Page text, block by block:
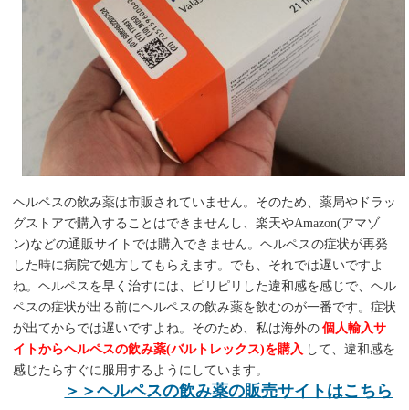
ヘルペスの飲み薬は市販されていません。そのため、薬局やドラッ
グストアで購入することはできませんし、楽天やAmazon(アマゾ
ン)などの通販サイトでは購入できません。ヘルペスの症状が再発
した時に病院で処方してもらえます。でも、それでは遅いですよ
ね。ヘルペスを早く治すには、ピリピリした違和感を感じで、ヘル
ペスの症状が出る前にヘルペスの飲み薬を飲むのが一番です。症状
が出てからでは遅いですよね。そのため、私は海外の個人輸入サ
イトからヘルペスの飲み薬(バルトレックス)を購入 して、違和感を
感じたらすぐに服用するようにしています。
＞＞ヘルペスの飲み薬の販売サイトはこちら